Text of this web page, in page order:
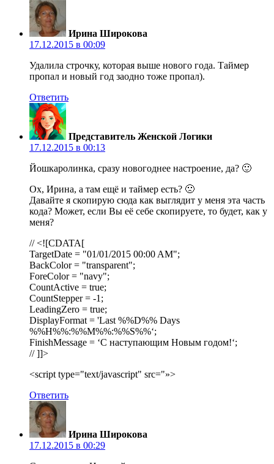
Ирина Широкова
17.12.2015 в 00:09
Удалила строчку, которая выше нового года. Таймер
пропал и новый год заодно тоже пропал).
Ответить
Представитель Женской Логики
17.12.2015 в 00:13
Йошкаролинка, сразу новогоднее настроение, да? 🙂
Ох, Ирина, а там ещё и таймер есть? 🙁
Давайте я скопирую сюда как выглядит у меня эта часть
кода? Может, если Вы её себе скопируете, то будет, как у
меня?
// <![CDATA[
TargetDate = "01/01/2015 00:00 AM";
BackColor = "transparent";
ForeColor = "navy";
CountActive = true;
CountStepper = -1;
LeadingZero = true;
DisplayFormat = 'Last %%D%% Days
%%H%%:%%M%%:%%S%%‘;
FinishMessage = ‘С наступающим Новым годом!‘;
// ]]>
<script type="text/javascript" src="»>
Ответить
Ирина Широкова
17.12.2015 в 00:29